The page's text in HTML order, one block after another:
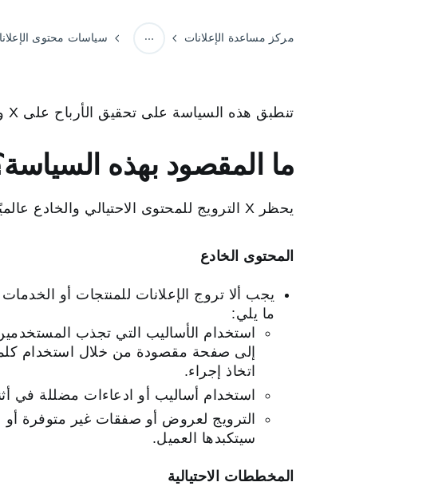
مركز مساعدة الإعلانات سياسات محتوى
تنطبق هذه السياسة على تحقيق الأرباح على X وعلى منتجات X الإعلانية المدفوعة.
ما المقصود بهذه
يحظر X الترويج للمحتوى الاحتيالي والخادع عالميًا. يُحظَر الترويج من خلال الإعلانات لما يلي:
المحتوى الخادع
يجب ألا تروج الإعلانات للمنتجات أو
ما يلي:
استخدام الأساليب التي تجذب
إلى صفحة مقصودة من خلال استخدام
اتخاذ إجراء.
استخدام أساليب أو ادعاءات مضللة في
الترويج لعروض أو صفقات غير متوفرة
سيتكبدها العميل.
المخططات الاحتيالية